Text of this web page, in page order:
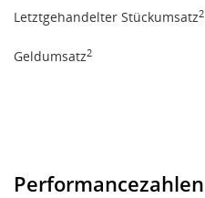
Letztgehandelter Stückumsatz2
Geldumsatz2
Performancezahlen